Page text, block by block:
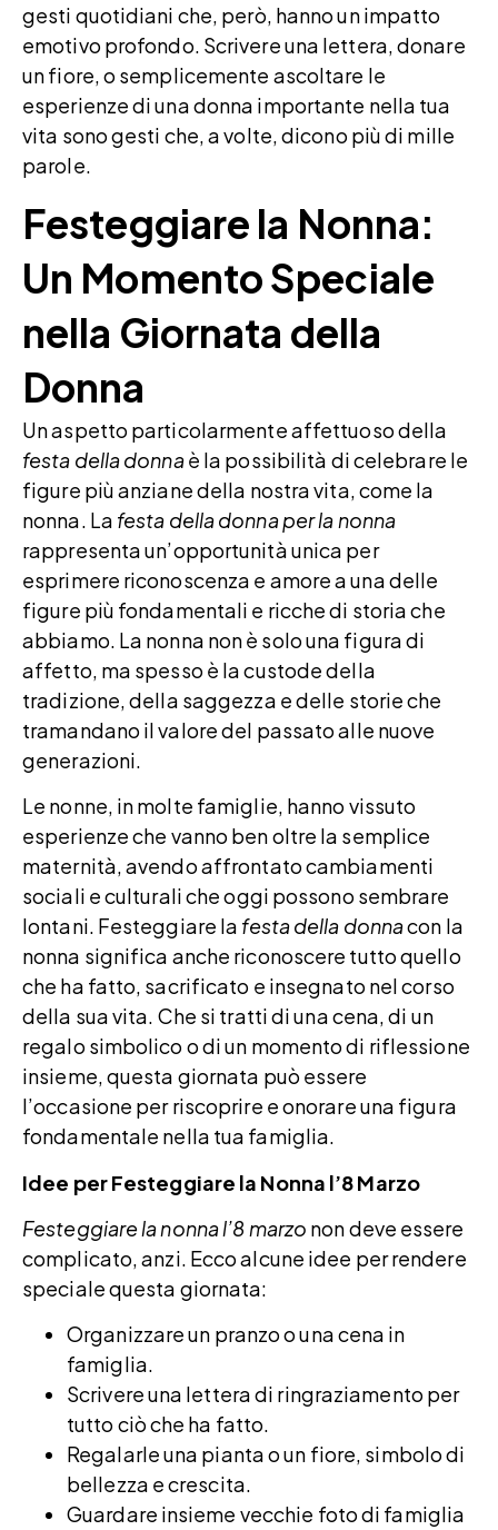
gesti quotidiani che, però, hanno un impatto
emotivo profondo. Scrivere una lettera, donare
un fiore, o semplicemente ascoltare le
esperienze di una donna importante nella tua
vita sono gesti che, a volte, dicono più di mille
parole.
Festeggiare la Nonna:
Un Momento Speciale
nella Giornata della
Donna
Un aspetto particolarmente affettuoso della
festa della donnaè la possibilità di celebrare le
figure più anziane della nostra vita, come la
nonna. La festa della donna per la nonna
rappresenta un’opportunità unica per
esprimere riconoscenza e amore a una delle
figure più fondamentali e ricche di storia che
abbiamo. La nonna non è solo una figura di
affetto, ma spesso è la custode della
tradizione, della saggezza e delle storie che
tramandano il valore del passato alle nuove
generazioni.
Le nonne, in molte famiglie, hanno vissuto
esperienze che vanno ben oltre la semplice
maternità, avendo affrontato cambiamenti
sociali e culturali che oggi possono sembrare
lontani. Festeggiare la festa della donnacon la
nonna significa anche riconoscere tutto quello
che ha fatto, sacrificato e insegnato nel corso
della sua vita. Che si tratti di una cena, di un
regalo simbolico o di un momento di riflessione
insieme, questa giornata può essere
l’occasione per riscoprire e onorare una figura
fondamentale nella tua famiglia.
Idee per Festeggiare la Nonna l’8 Marzo
Festeggiare la nonna l’8 marzo non deve essere
complicato, anzi. Ecco alcune idee per rendere
speciale questa giornata:
Organizzare un pranzo o una cena in
famiglia.
Scrivere una lettera di ringraziamento per
tutto ciò che ha fatto.
Regalarle una pianta o un fiore, simbolo di
bellezza e crescita.
Guardare insieme vecchie foto di famiglia